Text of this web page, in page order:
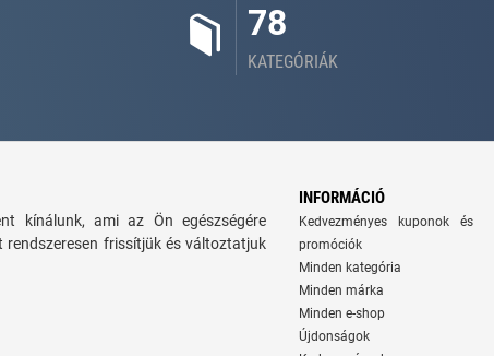
78
KATEGÓRIÁK
kínálunk, ami az Ön egészségére
rendszeresen frissítjük és változtatjuk
INFORMÁCIÓ
Kedvezményes kuponok és
promóciók
Minden kategória
Minden márka
Minden e-shop
Újdonságok